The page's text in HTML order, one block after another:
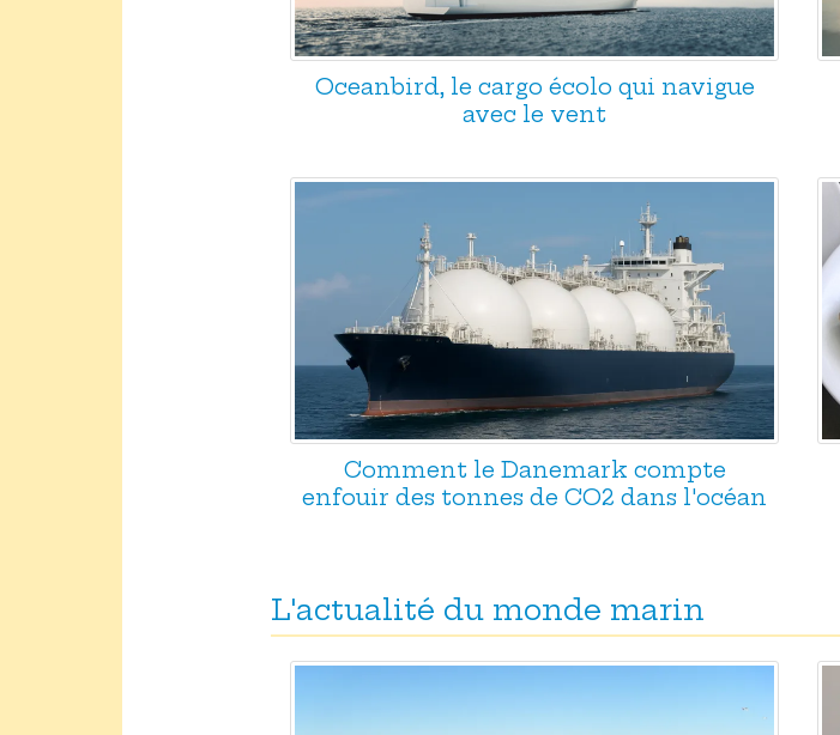
Oceanbird, le cargo écolo qui navigue
avec le vent
Comment le Danemark compte
enfouir des tonnes de CO2 dans l'océan
L'actualité du monde marin